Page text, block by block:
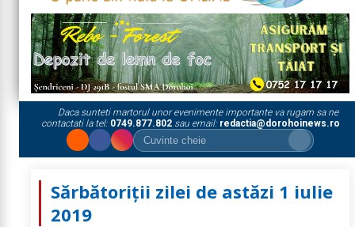
Daca sunteti martorul unor evenimente importante va rugam sa ne
contactati la tel: 0749.877.802sau email: redactia@dorohoinews.ro
Sărbătoriții zilei de astăzi 1 iulie
2019